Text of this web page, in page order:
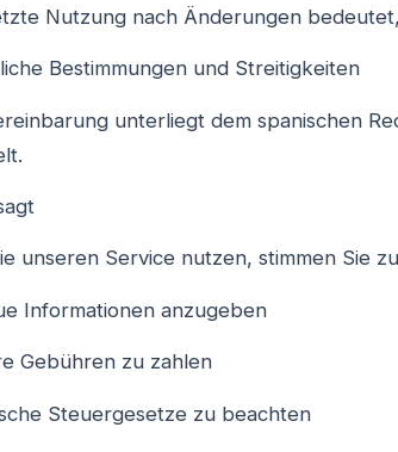
Nutzung nach Änderungen
Bestimmungen und Streitigkeiten
unterliegt dem spanischen
unseren Service nutzen, stimmen Sie
Informationen anzugeben
Gebühren zu zahlen
Steuergesetze zu beachten